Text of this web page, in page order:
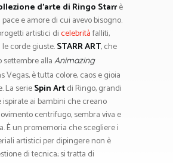
d’arte di Ringo Starrè
e amore di cui avevo bisogno.
artistici dicelebritàfalliti,
corde giuste.STARR ART, che
settembre alla Animazing
Vegas, è tutta colore, caos e gioia
La serieSpin Artdi Ringo, grandi
ispirate ai bambini che creano
centrifugo, sembra viva e
È un promemoria che scegliere i
artistici per dipingere non è
di tecnica; si tratta di